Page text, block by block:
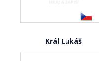
Král Lukáš